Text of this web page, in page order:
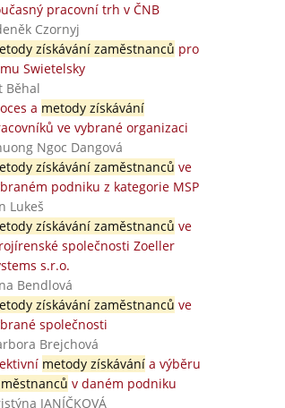
pracovní trh v ČNB
Czornyj
získávání zaměstnanců pro
Swietelsky
Běhal
a metody získávání
ve vybrané organizaci
Ngoc Dangová
získávání zaměstnanců ve
podniku z kategorie MSP
Lukeš
získávání zaměstnanců ve
společnosti Zoeller
s.r.o.
Bendlová
získávání zaměstnanců ve
společnosti
Brejchová
metody získávánía výběru
v daném podniku
JANÍČKOVÁ